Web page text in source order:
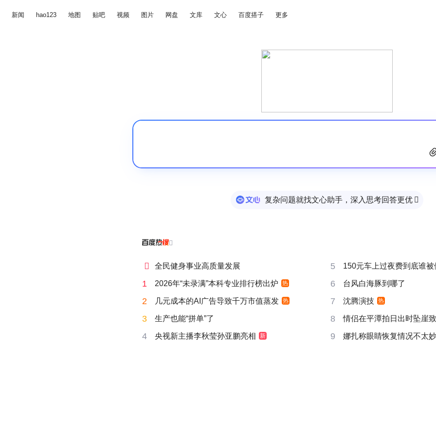
新闻 hao123 地图 贴吧 视频 图片 网盘 文库 文心 百度搭子 更多
复杂问题就找文心助手，深入思考回答更优 

 全民健身事业高质量发展 5 150元车上过夜费到底谁被
1 2026年“未录满”本科专业排行榜出炉 热 6 台风白海豚到哪了
2 几元成本的AI广告导致千万市值蒸发 热 7 沈腾演技 热
3 生产也能“拼单”了 8 情侣在平潭拍日出时坠崖
4 央视新主播李秋莹孙亚鹏亮相 新 9 娜扎称眼睛恢复情况不太妙